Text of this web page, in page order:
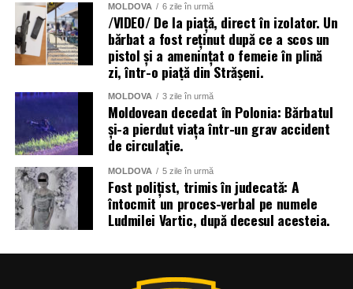
MOLDOVA 6 zile în urmă
/VIDEO/ De la piață, direct în izolator. Un
bărbat a fost reținut după ce a scos un
pistol și a amenințat o femeie în plină
zi, într-o piață din Strășeni.
MOLDOVA 3 zile în urmă
Moldovean decedat în Polonia: Bărbatul
și-a pierdut viața într-un grav accident
de circulație.
MOLDOVA 5 zile în urmă
Fost polițist, trimis în judecată: A
întocmit un proces-verbal pe numele
Ludmilei Vartic, după decesul acesteia.